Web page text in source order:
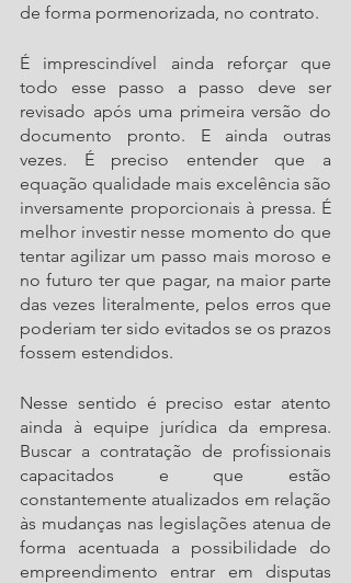
É imprescindível ainda reforçar que
todo esse passo a passo deve ser
revisado após uma primeira versão do
documento pronto. E ainda outras
vezes. É preciso entender que a
equação qualidade mais excelência são
inversamente proporcionais à pressa. É
melhor investir nesse momento do que
tentar agilizar um passo mais moroso e
no futuro ter que pagar, na maior parte
das vezes literalmente, pelos erros que
poderiam ter sido evitados se os prazos
fossem estendidos.
Nesse sentido é preciso estar atento
ainda à equipe jurídica da empresa.
Buscar a contratação de profissionais
capacitados e que estão
constantemente atualizados em relação
às mudanças nas legislações atenua de
forma acentuada a possibilidade do
empreendimento entrar em disputas